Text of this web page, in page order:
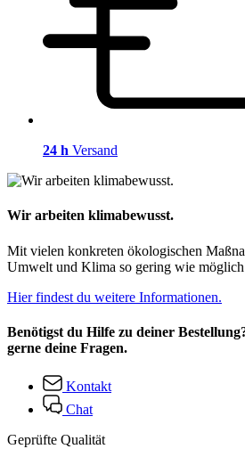
24 h Versand
Wir arbeiten klimabewusst.
Mit vielen konkreten ökologischen
Umwelt und Klima so gering wie möglich
Hier findest du weitere Informationen.
Benötigst du Hilfe zu deiner
gerne deine Fragen.
Kontakt
Chat
Geprüfte Qualität